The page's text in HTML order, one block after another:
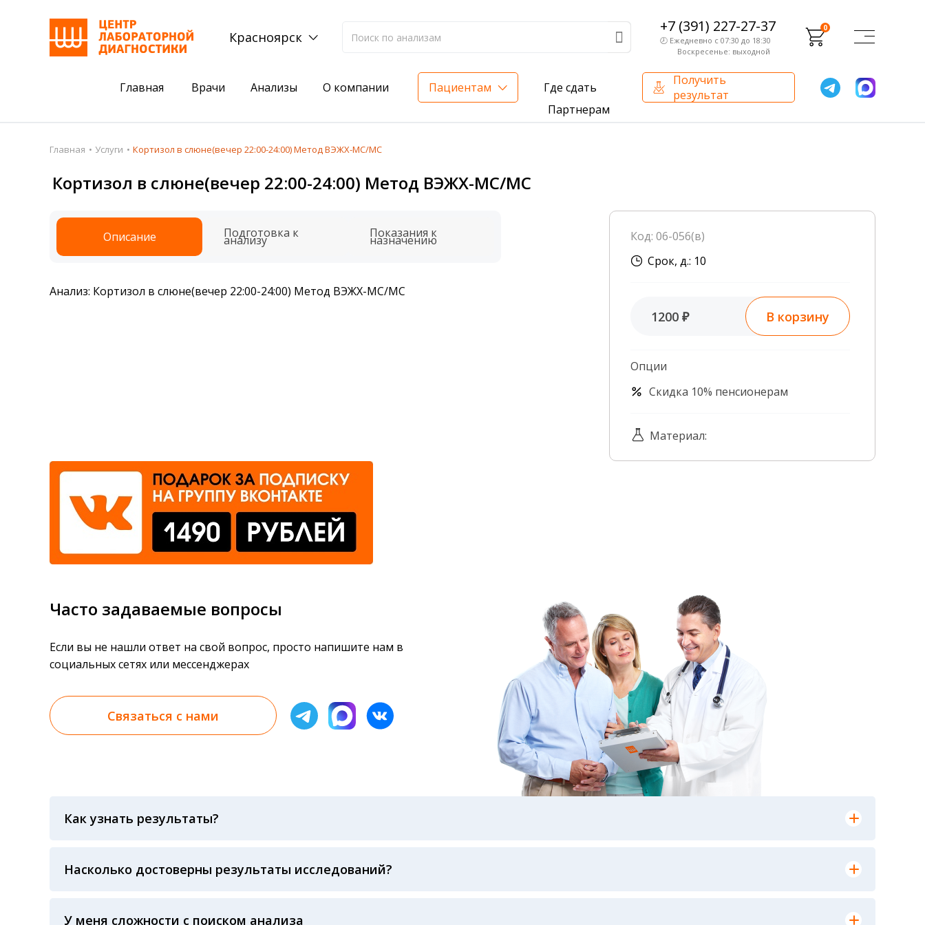
Красноярск
+7 (391) 227-27-37
🕗 Ежедневно с 07:30 до 18:30
Воскресенье: выходной
0
Главная Врачи Анализы О компании Пациентам
Где сдать
Партнерам
Получить
результат
Пациентам
Акции
Подготовка к анализам
Получить результаты
Налоговый вычет
Акции
Комплексный анализ на жирорастворимые витамины — всего 3 999 ₽
Сдать клеща на анализ для проверки на наличие инфекций
Внутренний аудит
Сотрудники лаборатории
Главная Услуги Кортизол в слюне(вечер 22:00-24:00) Метод ВЭЖХ-МС/МС
Кортизол в слюне(вечер 22:00-24:00) Метод ВЭЖХ-МС/МС
Описание Подготовка к
анализу Показания к
назначению
Анализ: Кортизол в слюне(вечер 22:00-24:00) Метод ВЭЖХ-МС/МС
Код: 06-056(в)
Срок, д.: 10
1200 ₽ В корзину
Опции
Скидка 10% пенсионерам
Материал:
Часто задаваемые вопросы
Если вы не нашли ответ на свой вопрос, просто напишите нам в
социальных сетях или мессенджерах
Связаться с нами
Как узнать результаты?
анализов при предъявлении паспорта или чека об оплате
Насколько достоверны результаты исследований?
Гарантия качества лабораторных тестов обеспечивается соблюдением международных стандартов выполнения лабораторных исследований и
исследований
У меня сложности с поиском анализа